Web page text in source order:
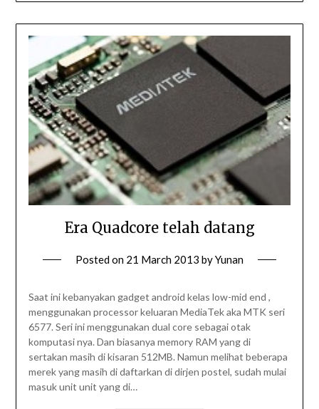
Era Quadcore telah datang
Posted on 21 March 2013 byYunan
Saat ini kebanyakan gadget android kelas low-mid end ,
menggunakan processor keluaran MediaTek aka MTK seri
6577. Seri ini menggunakan dual core sebagai otak
komputasi nya. Dan biasanya memory RAM yang di
sertakan masih di kisaran 512MB. Namun melihat beberapa
merek yang masih di daftarkan di dirjen postel, sudah mulai
masuk unit unit yang di…